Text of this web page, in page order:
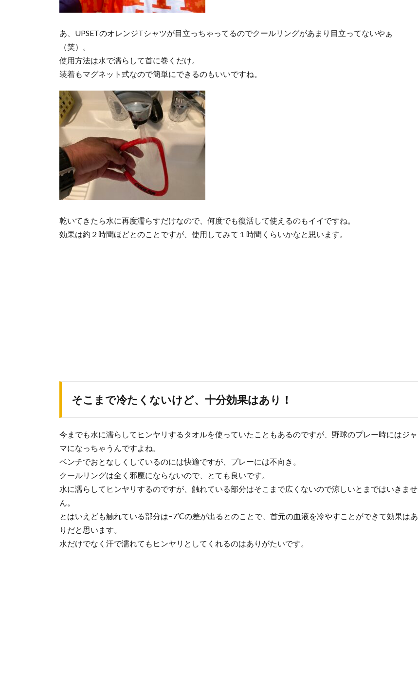
あ、UPSETのオレンジTシャツが目立っちゃってるのでクールリングがあまり目立ってないやぁ
（笑）。
使用方法は水で濡らして首に巻くだけ。
装着もマグネット式なので簡単にできるのもいいですね。
乾いてきたら水に再度濡らすだけなので、何度でも復活して使えるのもイイですね。
効果は約２時間ほどとのことですが、使用してみて１時間くらいかなと思います。
そこまで冷たくないけど、十分効果はあり！
今までも水に濡らしてヒンヤリするタオルを使っていたこともあるのですが、野球のプレー時にはジャ
マになっちゃうんですよね。
ベンチでおとなしくしているのには快適ですが、プレーには不向き。
クールリングは全く邪魔にならないので、とても良いです。
水に濡らしてヒンヤリするのですが、触れている部分はそこまで広くないので涼しいとまではいきませ
ん。
とはいえども触れている部分は−7℃の差が出るとのことで、首元の血液を冷やすことができて効果はあ
りだと思います。
水だけでなく汗で濡れてもヒンヤリとしてくれるのはありがたいです。